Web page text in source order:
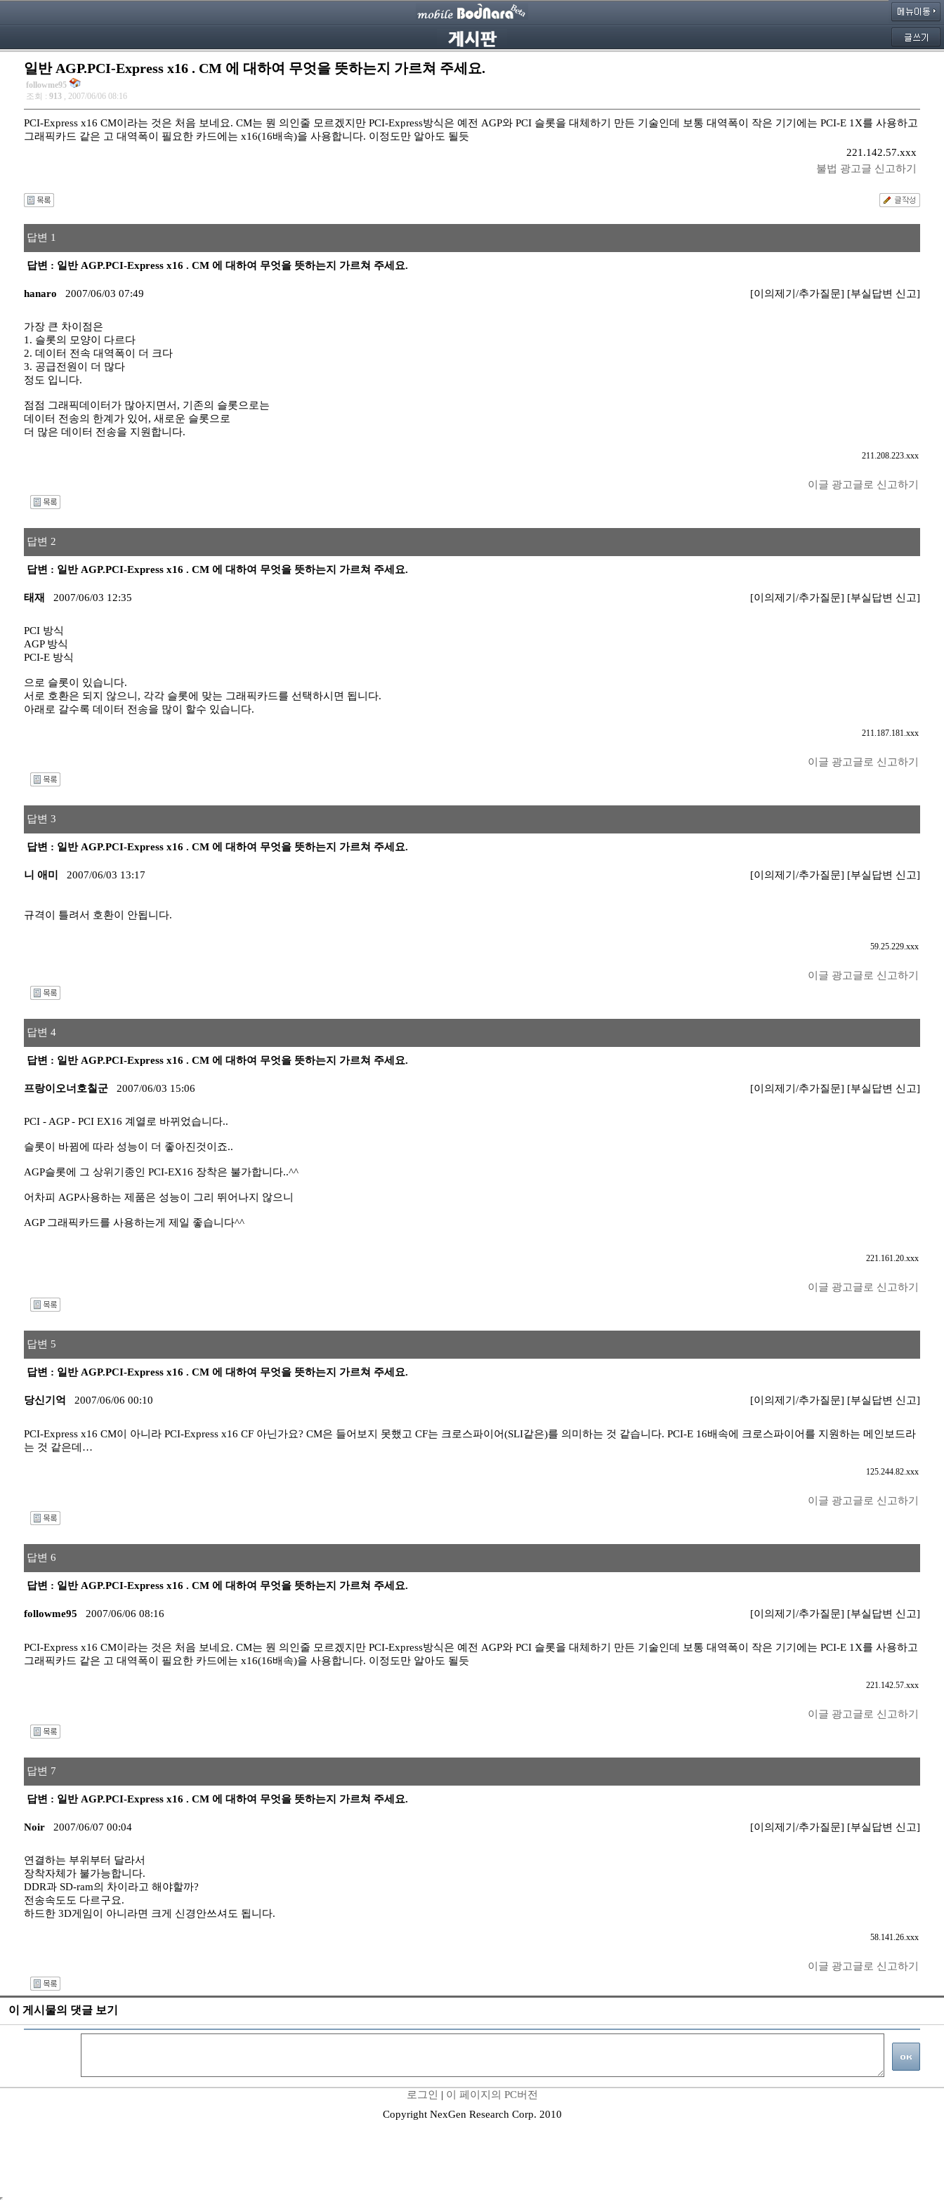
일반 AGP.PCI-Express x16 . CM 에 대하여 무엇을 뜻하는지 가르쳐 주세요.
followme95
조회 : 913 , 2007/06/06 08:16
PCI-Express x16 CM이라는 것은 처음 보네요. CM는 뭔 의인줄 모르겠지만 PCI-Express방식은 예전 AGP와 PCI 슬롯을 대체하기 만든 기술인데 보통 대역폭이 작은 기기에는 PCI-E 1X를 사용하고
그래픽카드 같은 고 대역폭이 필요한 카드에는 x16(16배속)을 사용합니다. 이정도만 알아도 될듯
221.142.57.xxx
불법 광고글 신고하기
답변 1
답변 : 일반 AGP.PCI-Express x16 . CM 에 대하여 무엇을 뜻하는지 가르쳐 주세요.
hanaro 2007/06/03 07:49 [이의제기/추가질문] [부실답변 신고]
가장 큰 차이점은
1. 슬롯의 모양이 다르다
2. 데이터 전속 대역폭이 더 크다
3. 공급전원이 더 많다
정도 입니다.
점점 그래픽데이터가 많아지면서, 기존의 슬롯으로는
데이터 전송의 한계가 있어, 새로운 슬롯으로
더 많은 데이터 전송을 지원합니다.
211.208.223.xxx
이글 광고글로 신고하기
답변 2
답변 : 일반 AGP.PCI-Express x16 . CM 에 대하여 무엇을 뜻하는지 가르쳐 주세요.
태재 2007/06/03 12:35 [이의제기/추가질문] [부실답변 신고]
PCI 방식
AGP 방식
PCI-E 방식
으로 슬롯이 있습니다.
서로 호환은 되지 않으니, 각각 슬롯에 맞는 그래픽카드를 선택하시면 됩니다.
아래로 갈수록 데이터 전송을 많이 할수 있습니다.
211.187.181.xxx
이글 광고글로 신고하기
답변 3
답변 : 일반 AGP.PCI-Express x16 . CM 에 대하여 무엇을 뜻하는지 가르쳐 주세요.
니 애미 2007/06/03 13:17 [이의제기/추가질문] [부실답변 신고]
규격이 틀려서 호환이 안됩니다.
59.25.229.xxx
이글 광고글로 신고하기
답변 4
답변 : 일반 AGP.PCI-Express x16 . CM 에 대하여 무엇을 뜻하는지 가르쳐 주세요.
프랑이오너호칠군 2007/06/03 15:06 [이의제기/추가질문] [부실답변 신고]
PCI - AGP - PCI EX16 계열로 바뀌었습니다..
슬롯이 바뀜에 따라 성능이 더 좋아진것이죠..
AGP슬롯에 그 상위기종인 PCI-EX16 장착은 불가합니다..^^
어차피 AGP사용하는 제품은 성능이 그리 뛰어나지 않으니
AGP 그래픽카드를 사용하는게 제일 좋습니다^^
221.161.20.xxx
이글 광고글로 신고하기
답변 5
답변 : 일반 AGP.PCI-Express x16 . CM 에 대하여 무엇을 뜻하는지 가르쳐 주세요.
당신기억 2007/06/06 00:10 [이의제기/추가질문] [부실답변 신고]
PCI-Express x16 CM이 아니라 PCI-Express x16 CF 아닌가요? CM은 들어보지 못했고 CF는 크로스파이어(SLI같은)를 의미하는 것 같습니다. PCI-E 16배속에 크로스파이어를 지원하는 메인보드라
는 것 같은데…
125.244.82.xxx
이글 광고글로 신고하기
답변 6
답변 : 일반 AGP.PCI-Express x16 . CM 에 대하여 무엇을 뜻하는지 가르쳐 주세요.
followme95 2007/06/06 08:16 [이의제기/추가질문] [부실답변 신고]
PCI-Express x16 CM이라는 것은 처음 보네요. CM는 뭔 의인줄 모르겠지만 PCI-Express방식은 예전 AGP와 PCI 슬롯을 대체하기 만든 기술인데 보통 대역폭이 작은 기기에는 PCI-E 1X를 사용하고
그래픽카드 같은 고 대역폭이 필요한 카드에는 x16(16배속)을 사용합니다. 이정도만 알아도 될듯
221.142.57.xxx
이글 광고글로 신고하기
답변 7
답변 : 일반 AGP.PCI-Express x16 . CM 에 대하여 무엇을 뜻하는지 가르쳐 주세요.
Noir 2007/06/07 00:04 [이의제기/추가질문] [부실답변 신고]
연결하는 부위부터 달라서
장착자체가 불가능합니다.
DDR과 SD-ram의 차이라고 해야할까?
전송속도도 다르구요.
하드한 3D게임이 아니라면 크게 신경안쓰셔도 됩니다.
58.141.26.xxx
이글 광고글로 신고하기
이 게시물의 댓글 보기
로그인 | 이 페이지의 PC버전
Copyright NexGen Research Corp. 2010